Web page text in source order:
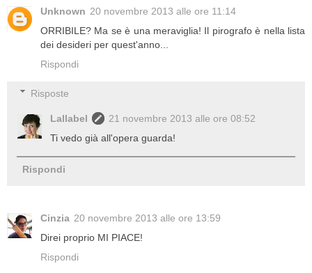
Unknown 20 novembre 2013 alle ore 11:14
ORRIBILE? Ma se è una meraviglia! Il pirografo è nella lista
dei desideri per quest'anno...
Rispondi
Risposte
Lallabel
21 novembre 2013 alle ore 08:52
Ti vedo già all'opera guarda!
Rispondi
Cinzia 20 novembre 2013 alle ore 13:59
Direi proprio MI PIACE!
Rispondi